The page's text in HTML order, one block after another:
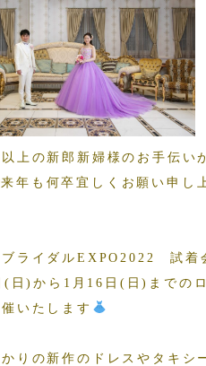
上の新郎新婦様のお手伝い
来年も何卒宜しくお願い申し
ブライダルEXPO2022 試着
(日)から1月16日(日)までの
いたします
かりの新作のドレスやタキシ